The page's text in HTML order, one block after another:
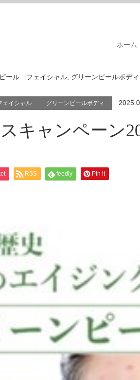
ホーム
ール フェイシャル グリーンピールボディ
イシャル グリーンピールボディ
キャンペーン
RSS feedly Pin it